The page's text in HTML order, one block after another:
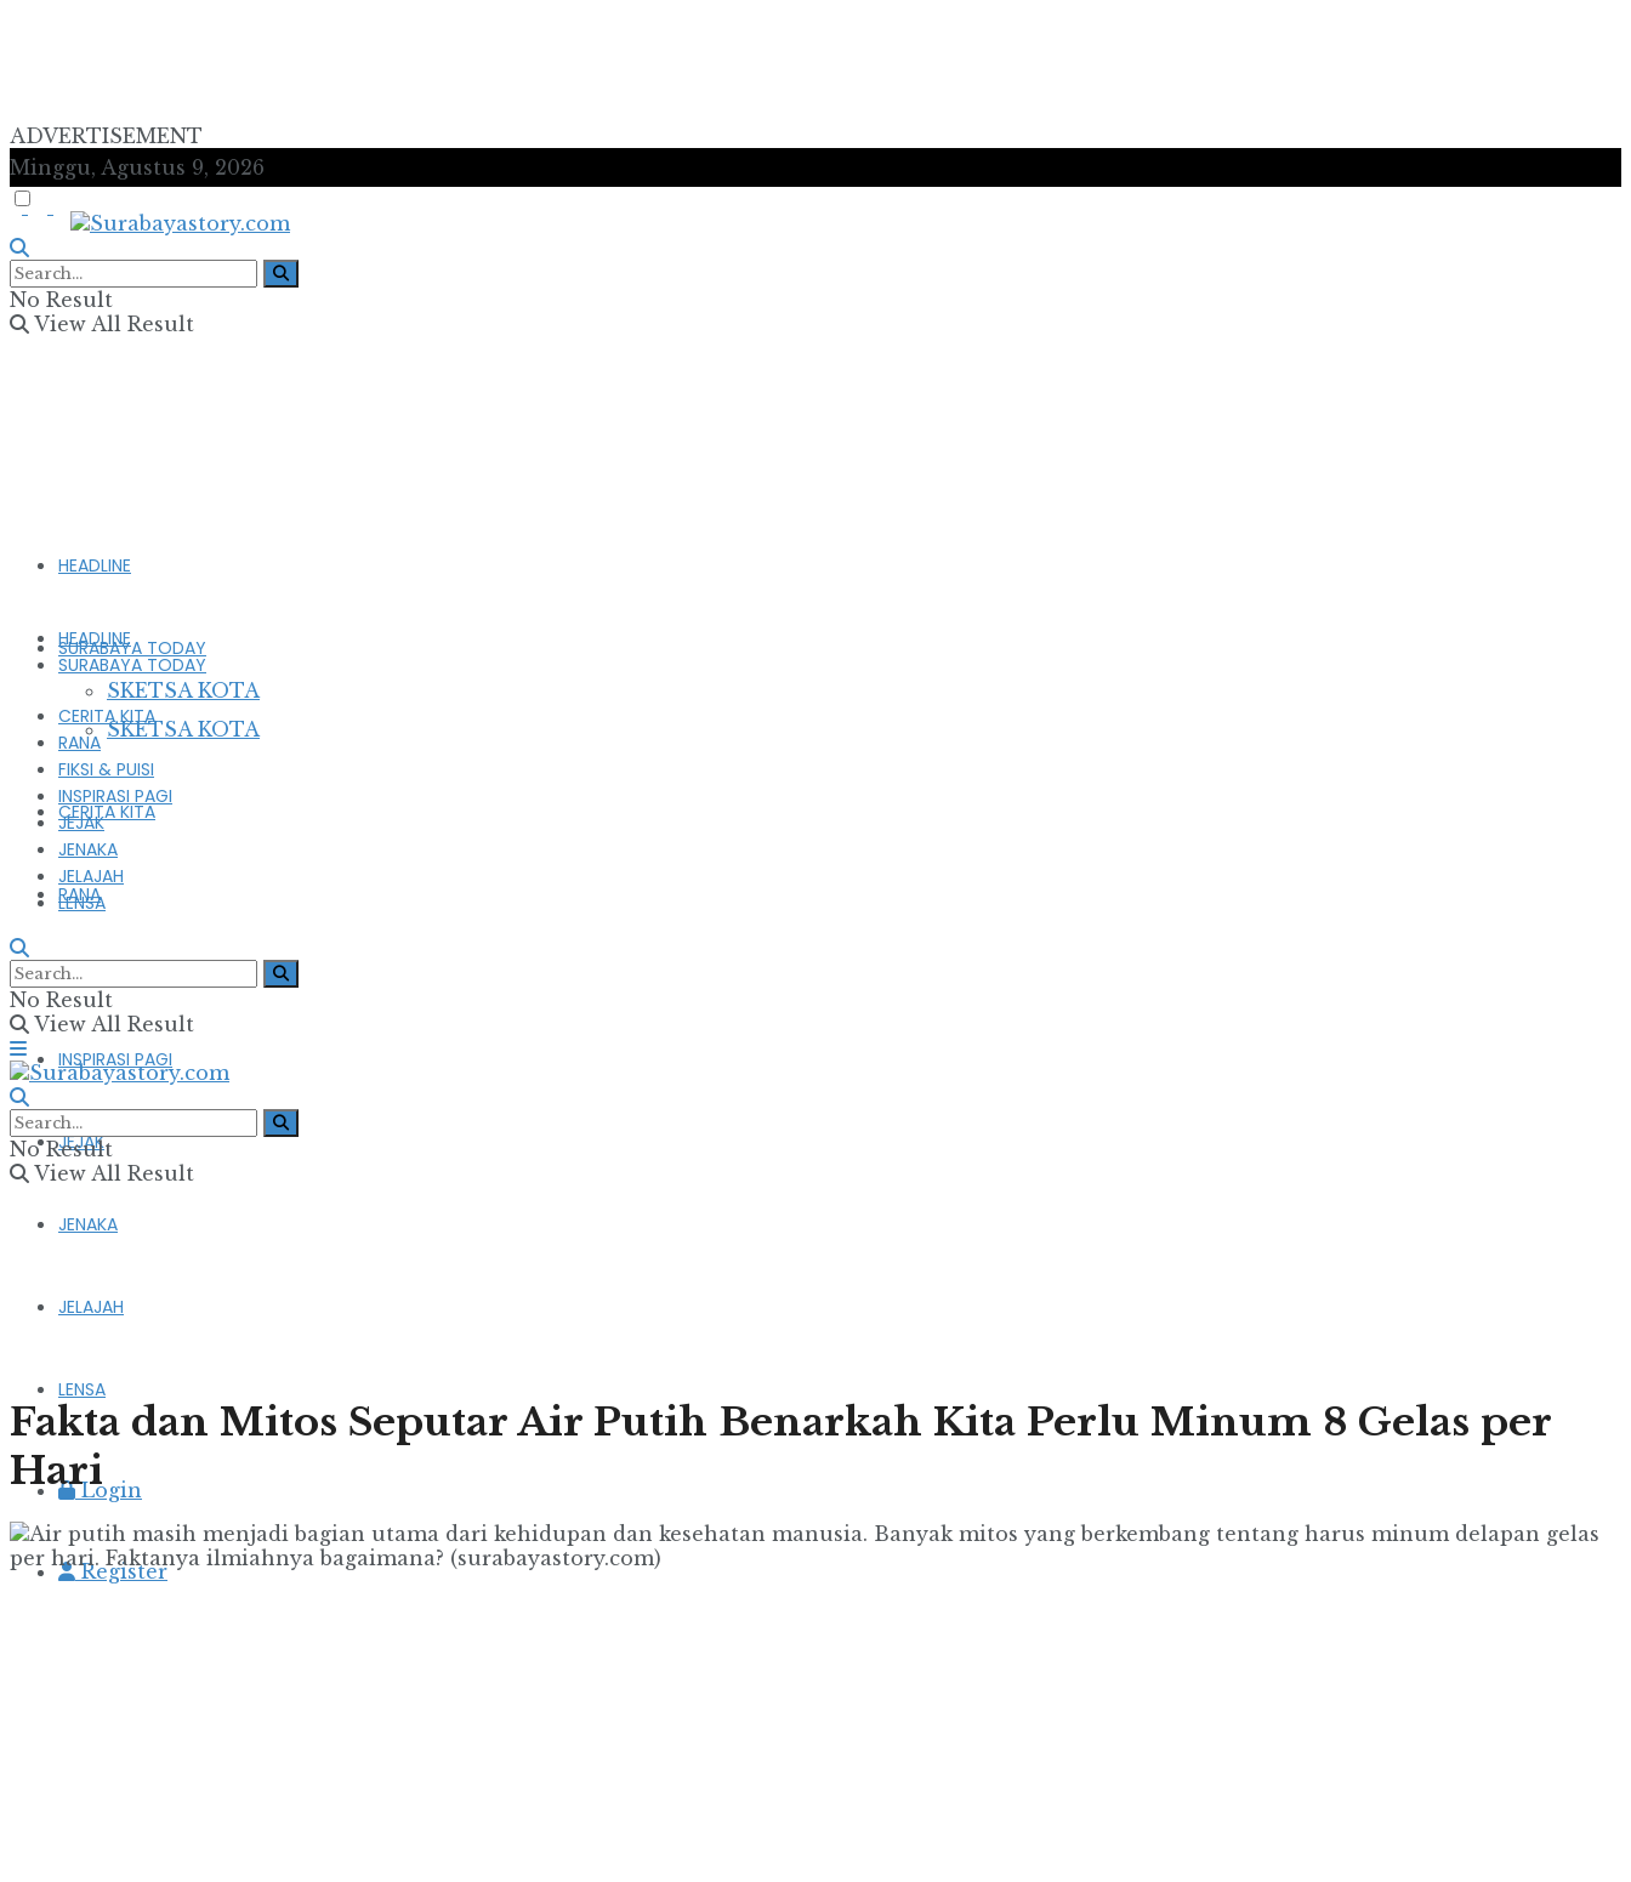
ADVERTISEMENT
Minggu, Agustus 9, 2026
No Result
View All Result
HEADLINE
SURABAYA TODAY
SKETSA KOTA
CERITA KITA
RANA
FIKSI & PUISI
INSPIRASI PAGI
JEJAK
JENAKA
JELAJAH
LENSA
Login
Register
HEADLINE
SURABAYA TODAY
SKETSA KOTA
CERITA KITA
RANA
FIKSI & PUISI
INSPIRASI PAGI
JEJAK
JENAKA
JELAJAH
LENSA
No Result
View All Result
No Result
View All Result
Fakta dan Mitos Seputar Air Putih Benarkah Kita Perlu Minum 8 Gelas per
Hari